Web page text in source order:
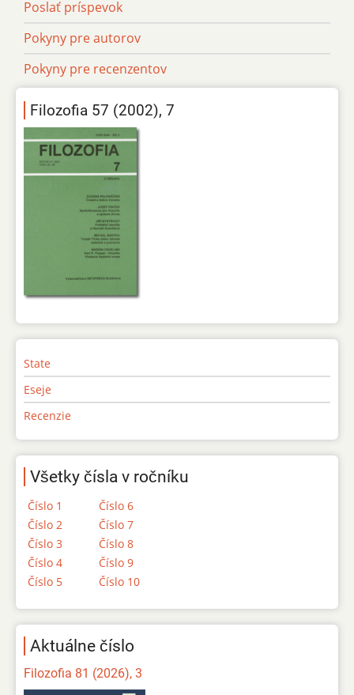
Poslať príspevok
Pokyny pre autorov
Pokyny pre recenzentov
Filozofia 57 (2002), 7
State
Eseje
Recenzie
Všetky čísla v ročníku
Číslo 1
Číslo 2
Číslo 3
Číslo 4
Číslo 5
Číslo 6
Číslo 7
Číslo 8
Číslo 9
Číslo 10
Aktuálne číslo
Filozofia 81 (2026), 3